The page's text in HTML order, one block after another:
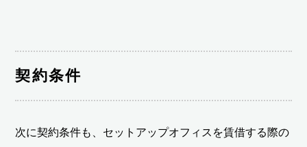
契約条件
次に契約条件も、セットアップオフィスを賃借する際の